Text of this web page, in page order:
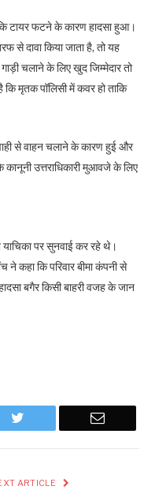
कि टायर फटने के कारण हादसा हुआ।
से दावा किया जाता है, तो यह
चलाने के लिए खुद जिम्मेदार तो
कि मृतक पॉलिसी में कवर हो ताकि
से वाहन चलाने के कारण हुई और
उत्तराधिकारी मुआवजे के लिए
पर सुनवाई कर रहे थे।
ने कहा कि परिवार बीमा कंपनी से
बगैर किसी बाहरी वजह के जान
Twitter Email
ARTICLE